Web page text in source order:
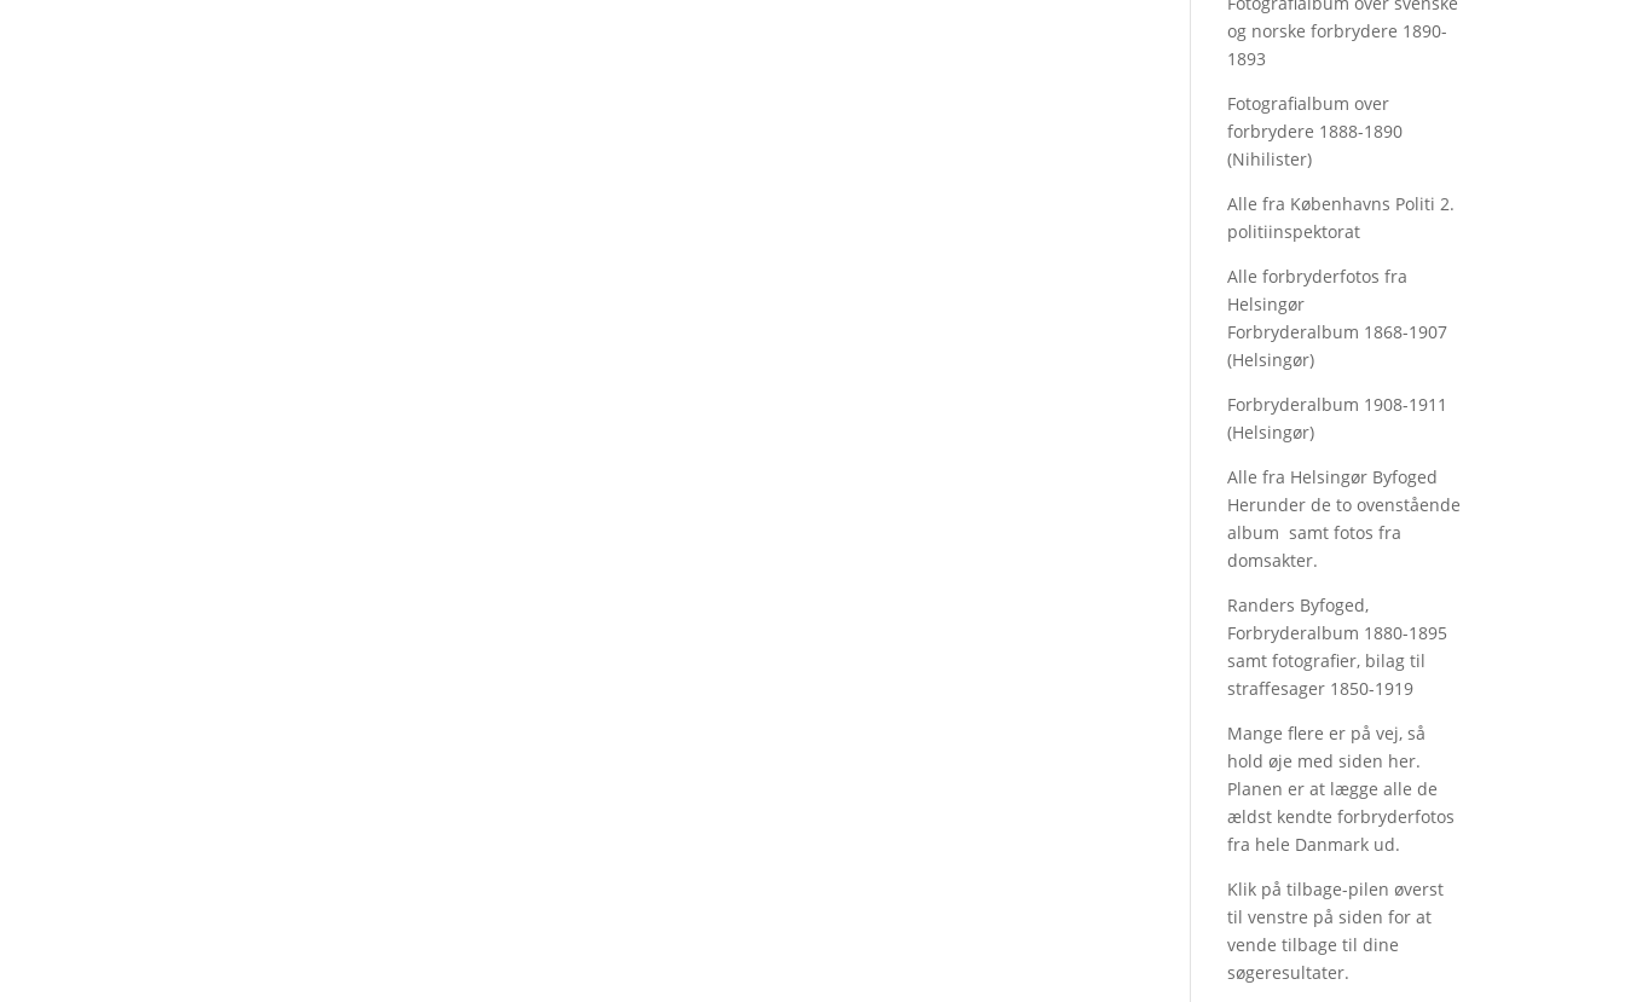
og norske forbrydere 1890-
1893
Fotografialbum over
forbrydere 1888-1890
(Nihilister)
Alle fra Københavns Politi 2.
politiinspektorat
Alle forbryderfotos fra
Helsingør
Forbryderalbum 1868-1907
(Helsingør)
Forbryderalbum 1908-1911
(Helsingør)
Alle fra Helsingør Byfoged
Herunder de to ovenstående
album samt fotos fra
domsakter.
Randers Byfoged,
Forbryderalbum 1880-1895
samt fotografier, bilag til
straffesager 1850-1919
Mange flere er på vej, så
hold øje med siden her.
Planen er at lægge alle de
ældst kendte forbryderfotos
fra hele Danmark ud.
Klik på tilbage-pilen øverst
til venstre på siden for at
vende tilbage til dine
søgeresultater.